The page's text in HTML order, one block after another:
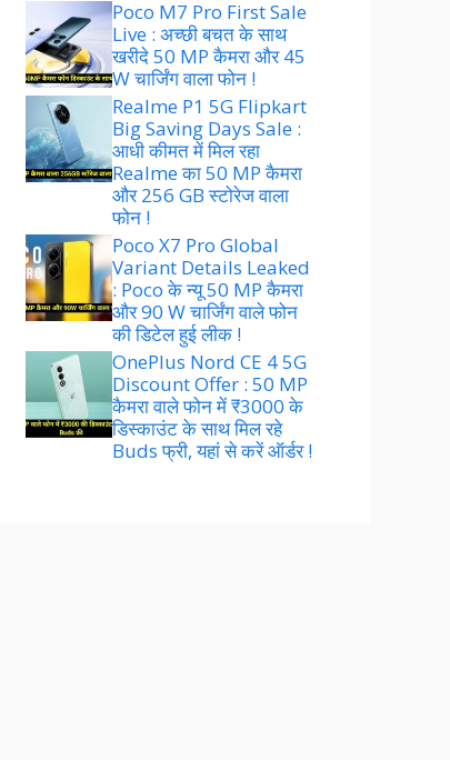
Poco M7 Pro First Sale
Live : अच्छी बचत के साथ
खरीदे 50 MP कैमरा और 45
W चार्जिंग वाला फोन !
Realme P1 5G Flipkart
Big Saving Days Sale :
आधी कीमत में मिल रहा
Realme का 50 MP कैमरा
और 256 GB स्टोरेज वाला
फोन !
Poco X7 Pro Global
Variant Details Leaked
: Poco के न्यू 50 MP कैमरा
और 90 W चार्जिंग वाले फोन
की डिटेल हुई लीक !
OnePlus Nord CE 4 5G
Discount Offer : 50 MP
कैमरा वाले फोन में ₹3000 के
डिस्काउंट के साथ मिल रहे
Buds फ्री, यहां से करें ऑर्डर !